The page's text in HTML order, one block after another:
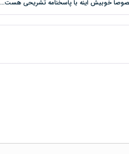
خوبیش اینه با پاسخنامه تشریحی هست…